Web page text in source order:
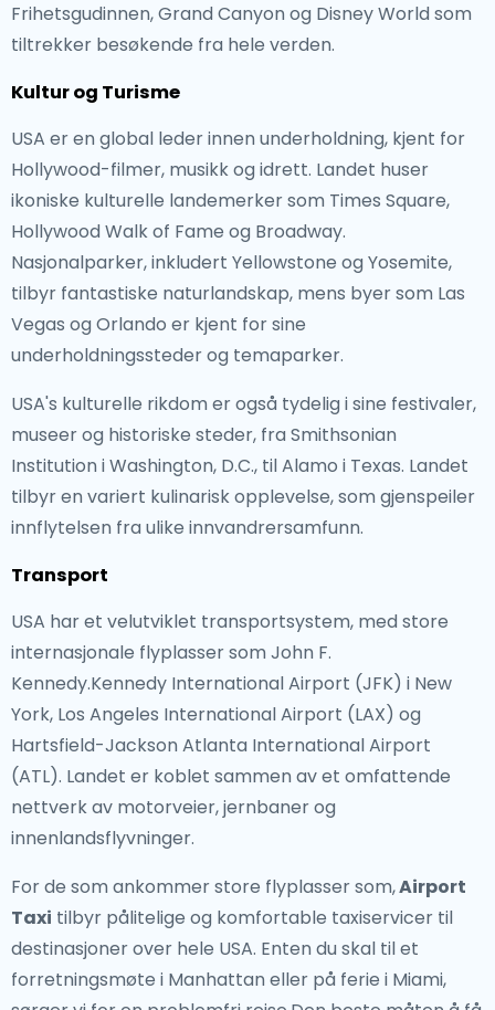
Frihetsgudinnen, Grand Canyon og Disney World som
tiltrekker besøkende fra hele verden.
Kultur og Turisme
USA er en global leder innen underholdning, kjent for
Hollywood-filmer, musikk og idrett. Landet huser
ikoniske kulturelle landemerker som Times Square,
Hollywood Walk of Fame og Broadway.
Nasjonalparker, inkludert Yellowstone og Yosemite,
tilbyr fantastiske naturlandskap, mens byer som Las
Vegas og Orlando er kjent for sine
underholdningssteder og temaparker.
USA's kulturelle rikdom er også tydelig i sine festivaler,
museer og historiske steder, fra Smithsonian
Institution i Washington, D.C., til Alamo i Texas. Landet
tilbyr en variert kulinarisk opplevelse, som gjenspeiler
innflytelsen fra ulike innvandrersamfunn.
Transport
USA har et velutviklet transportsystem, med store
internasjonale flyplasser som John F.
Kennedy.Kennedy International Airport (JFK) i New
York, Los Angeles International Airport (LAX) og
Hartsfield-Jackson Atlanta International Airport
(ATL). Landet er koblet sammen av et omfattende
nettverk av motorveier, jernbaner og
innenlandsflyvninger.
For de som ankommer store flyplasser som,Airport
Taxi tilbyr pålitelige og komfortable taxiservicer til
destinasjoner over hele USA. Enten du skal til et
forretningsmøte i Manhattan eller på ferie i Miami,